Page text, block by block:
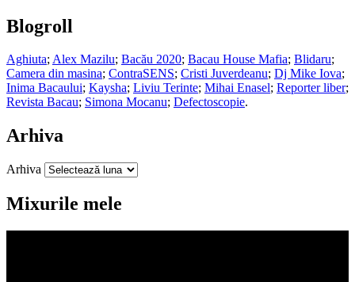
Blogroll
Aghiuta;Alex Mazilu; Bacău 2020; Bacau House Mafia; Blidaru;
Camera din masina; ContraSENS; Cristi Juverdeanu; Dj Mike Iova;
Inima Bacaului; Kaysha; Liviu Terinte; Mihai Enasel; Reporter liber;
Revista Bacau; Simona Mocanu; Defectoscopie.
Arhiva
Arhiva
Mixurile mele